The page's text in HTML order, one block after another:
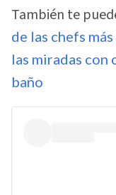
También te
de las chefs
las miradas con
baño